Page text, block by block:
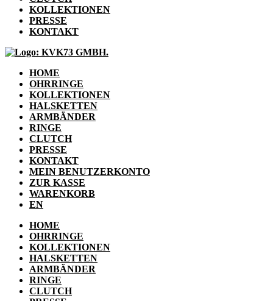
KOLLEKTIONEN
PRESSE
KONTAKT
HOME
OHRRINGE
KOLLEKTIONEN
HALSKETTEN
ARMBÄNDER
RINGE
CLUTCH
PRESSE
KONTAKT
MEIN BENUTZERKONTO
ZUR KASSE
WARENKORB
EN
HOME
OHRRINGE
KOLLEKTIONEN
HALSKETTEN
ARMBÄNDER
RINGE
CLUTCH